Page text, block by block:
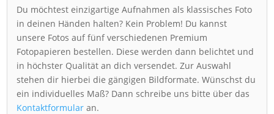
Du möchtest einzigartige Aufnahmen als klassisches Foto
in deinen Händen halten? Kein Problem! Du kannst
unsere Fotos auf fünf verschiedenen Premium
Fotopapieren bestellen. Diese werden dann belichtet und
in höchster Qualität an dich versendet. Zur Auswahl
stehen dir hierbei die gängigen Bildformate. Wünschst du
ein individuelles Maß? Dann schreibe uns bitte über das
Kontaktformular an.